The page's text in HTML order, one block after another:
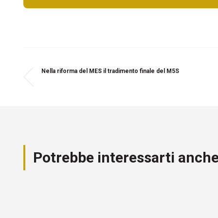
Nella riforma del MES il tradimento finale del M5S
Potrebbe interessarti